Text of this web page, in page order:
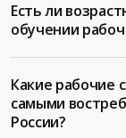
Есть ли
обучении
Какие рабочие
самыми
России?